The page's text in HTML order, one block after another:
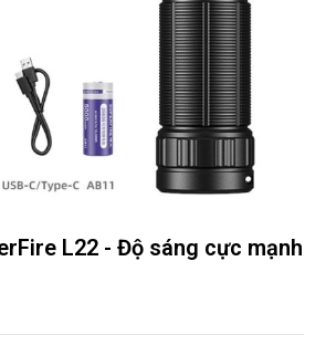
L22 - Độ sáng cực mạnh